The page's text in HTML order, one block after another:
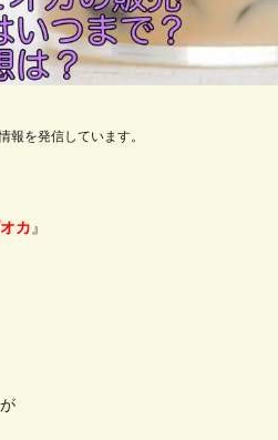
報を発信しています。
カ』